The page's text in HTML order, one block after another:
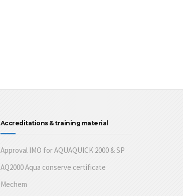
Accreditations & training material
Approval IMO for AQUAQUICK 2000 & SP
AQ2000 Aqua conserve certificate
Mechem